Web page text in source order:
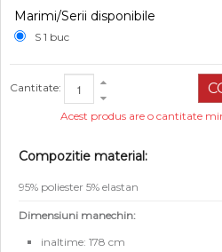
Marimi/Serii disponibile
S 1 buc
Cantitate:
Acest produs are o cantitate
Compozitie material:
95% poliester 5% elastan
Dimensiuni manechin:
inaltime: 178 cm